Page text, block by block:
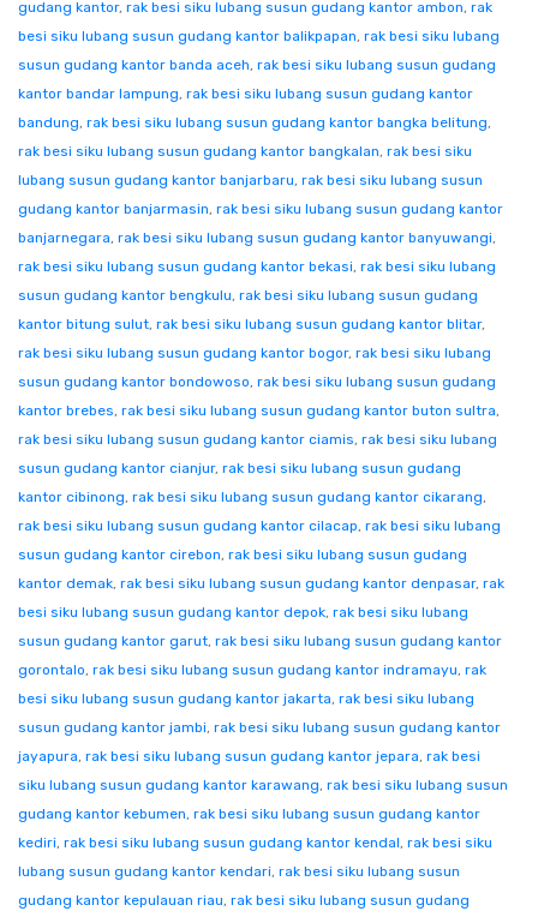
gudang kantor, rak besi siku lubang susun gudang kantor ambon, rak
besi siku lubang susun gudang kantor balikpapan, rak besi siku lubang
susun gudang kantor banda aceh, rak besi siku lubang susun gudang
kantor bandar lampung, rak besi siku lubang susun gudang kantor
bandung, rak besi siku lubang susun gudang kantor bangka belitung,
rak besi siku lubang susun gudang kantor bangkalan, rak besi siku
lubang susun gudang kantor banjarbaru, rak besi siku lubang susun
gudang kantor banjarmasin, rak besi siku lubang susun gudang kantor
banjarnegara, rak besi siku lubang susun gudang kantor banyuwangi,
rak besi siku lubang susun gudang kantor bekasi, rak besi siku lubang
susun gudang kantor bengkulu, rak besi siku lubang susun gudang
kantor bitung sulut, rak besi siku lubang susun gudang kantor blitar,
rak besi siku lubang susun gudang kantor bogor, rak besi siku lubang
susun gudang kantor bondowoso, rak besi siku lubang susun gudang
kantor brebes, rak besi siku lubang susun gudang kantor buton sultra,
rak besi siku lubang susun gudang kantor ciamis, rak besi siku lubang
susun gudang kantor cianjur, rak besi siku lubang susun gudang
kantor cibinong, rak besi siku lubang susun gudang kantor cikarang,
rak besi siku lubang susun gudang kantor cilacap, rak besi siku lubang
susun gudang kantor cirebon, rak besi siku lubang susun gudang
kantor demak, rak besi siku lubang susun gudang kantor denpasar, rak
besi siku lubang susun gudang kantor depok, rak besi siku lubang
susun gudang kantor garut, rak besi siku lubang susun gudang kantor
gorontalo, rak besi siku lubang susun gudang kantor indramayu, rak
besi siku lubang susun gudang kantor jakarta, rak besi siku lubang
susun gudang kantor jambi, rak besi siku lubang susun gudang kantor
jayapura, rak besi siku lubang susun gudang kantor jepara, rak besi
siku lubang susun gudang kantor karawang, rak besi siku lubang susun
gudang kantor kebumen, rak besi siku lubang susun gudang kantor
kediri, rak besi siku lubang susun gudang kantor kendal, rak besi siku
lubang susun gudang kantor kendari, rak besi siku lubang susun
gudang kantor kepulauan riau, rak besi siku lubang susun gudang